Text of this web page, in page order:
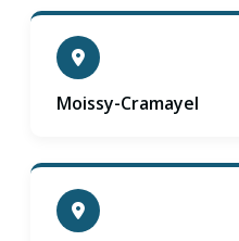
Moissy-Cramayel